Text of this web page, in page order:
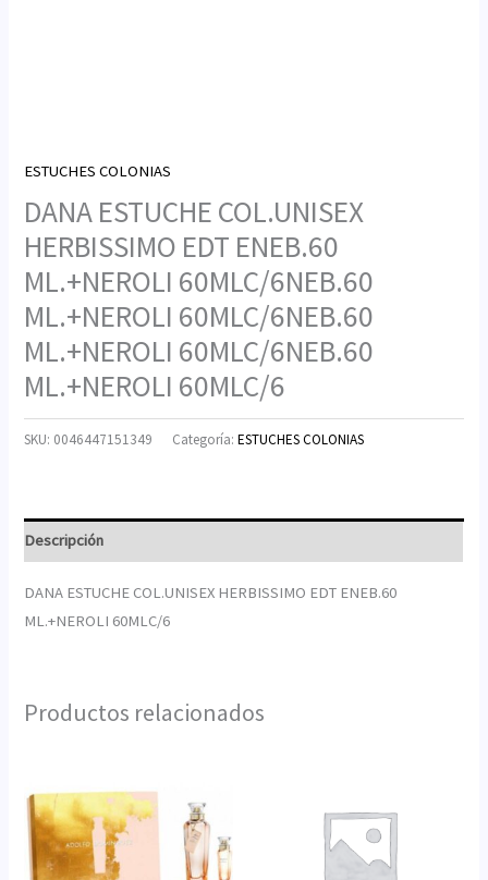
ESTUCHES COLONIAS
DANA ESTUCHE COL.UNISEX
HERBISSIMO EDT ENEB.60
ML.+NEROLI 60MLC/6NEB.60
ML.+NEROLI 60MLC/6NEB.60
ML.+NEROLI 60MLC/6NEB.60
ML.+NEROLI 60MLC/6
SKU: 0046447151349 Categoría:ESTUCHES COLONIAS
Descripción
DANA ESTUCHE COL.UNISEX HERBISSIMO EDT ENEB.60
ML.+NEROLI 60MLC/6
Productos relacionados